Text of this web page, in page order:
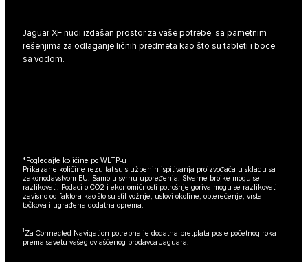
Jaguar XF nudi izdašan prostor za vaše potrebe, sa pametnim
rešenjima za odlaganje ličnih predmeta kao što su tableti i boce
sa vodom.
* Pogledajte količine po WLTP-u
Prikazane količine rezultat su službenih ispitivanja proizvođača u skladu sa
zakonodavstvom EU. Samo u svrhu upoređenja. Stvarne brojke mogu se
razlikovati. Podaci o CO2 i ekonomičnosti potrošnje goriva mogu se razlikovati
zavisno od faktora kao što su stil vožnje, uslovi okoline, opterećenje, vrsta
točkova i ugrađena dodatna oprema.
1Za Connected Navigation potrebna je dodatna pretplata posle početnog roka
prema savetu vašeg ovlašćenog prodavca Jaguara.